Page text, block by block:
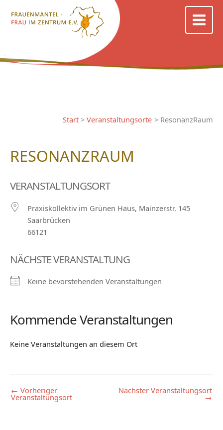
Inhalt
Start Veranstaltungsorte ResonanzRaum
RESONANZRAUM
VERANSTALTUNGSORT
Praxiskollektiv im Grünen Haus, Mainzerstr. 145
Saarbrücken
66121
NÄCHSTE VERANSTALTUNG
Keine bevorstehenden Veranstaltungen
Kommende Veranstaltungen
Keine Veranstaltungen an diesem Ort
← Vorheriger
Veranstaltungsort
Nächster Veranstaltungsort
→